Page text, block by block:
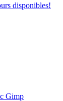
disponibles!
Gimp